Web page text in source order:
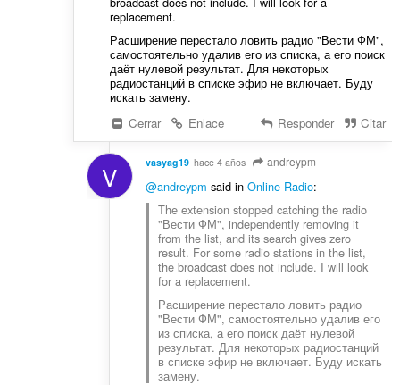
replacement.
Расширение перестало ловить радио "Вести ФМ",
самостоятельно удалив его из списка, а его поиск
даёт нулевой результат. Для некоторых
радиостанций в списке эфир не включает. Буду
искать замену.
Cerrar
Enlace Responder Citar
V vasyag19 hace 4 años andreypm
@andreypm said in Online Radio:
The extension stopped catching the radio
"Вести ФМ", independently removing it
from the list, and its search gives zero
result. For some radio stations in the list,
the broadcast does not include. I will look
for a replacement.
Расширение перестало ловить радио
"Вести ФМ", самостоятельно удалив его
из списка, а его поиск даёт нулевой
результат. Для некоторых радиостанций
в списке эфир не включает. Буду искать
замену.